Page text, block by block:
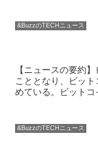
&BuzzのTECHニュース
【ニュースの要約
こととなり、ビッ
めている。ビット
&BuzzのTECHニュース